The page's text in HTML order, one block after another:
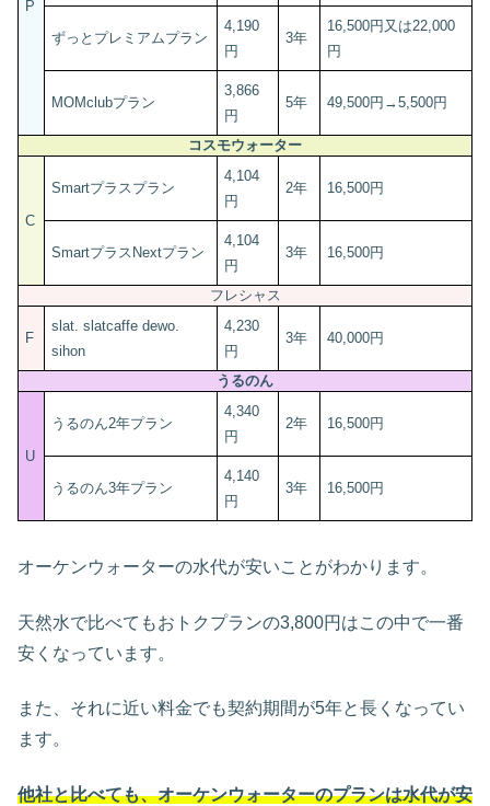
P
ずっとプレミアムプラン
4,190
円
3年
16,500円又は22,000
円
MOMclubプラン
3,866
円
5年 49,500円→5,500円
コスモウォーター
C
Smartプラスプラン
4,104
円
2年 16,500円
SmartプラスNextプラン
4,104
円
3年 16,500円
フレシャス
F
slat. slatcaffe dewo.
sihon
4,230
円
3年 40,000円
うるのん
U
うるのん2年プラン
4,340
円
2年 16,500円
うるのん3年プラン
4,140
円
3年 16,500円
オーケンウォーターの水代が安いことがわかります。
天然水で比べてもおトクプランの3,800円はこの中で一番
安くなっています。
また、それに近い料金でも契約期間が5年と長くなってい
ます。
他社と比べても、オーケンウォーターのプランは水代が安